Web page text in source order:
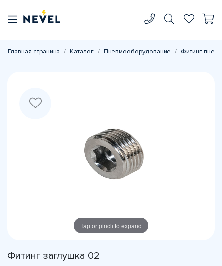
Главная страница Каталог Пневмооборудование Фитинг
Tap or pinch to expand
Фитинг заглушка 02